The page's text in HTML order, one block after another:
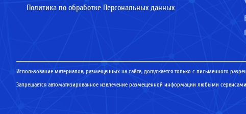
Политика по обработке Персональных данных
Использование материалов, размещенных на сайте, допускается только с письменного
Запрещается автоматизированное извлечение размещенной информации любыми